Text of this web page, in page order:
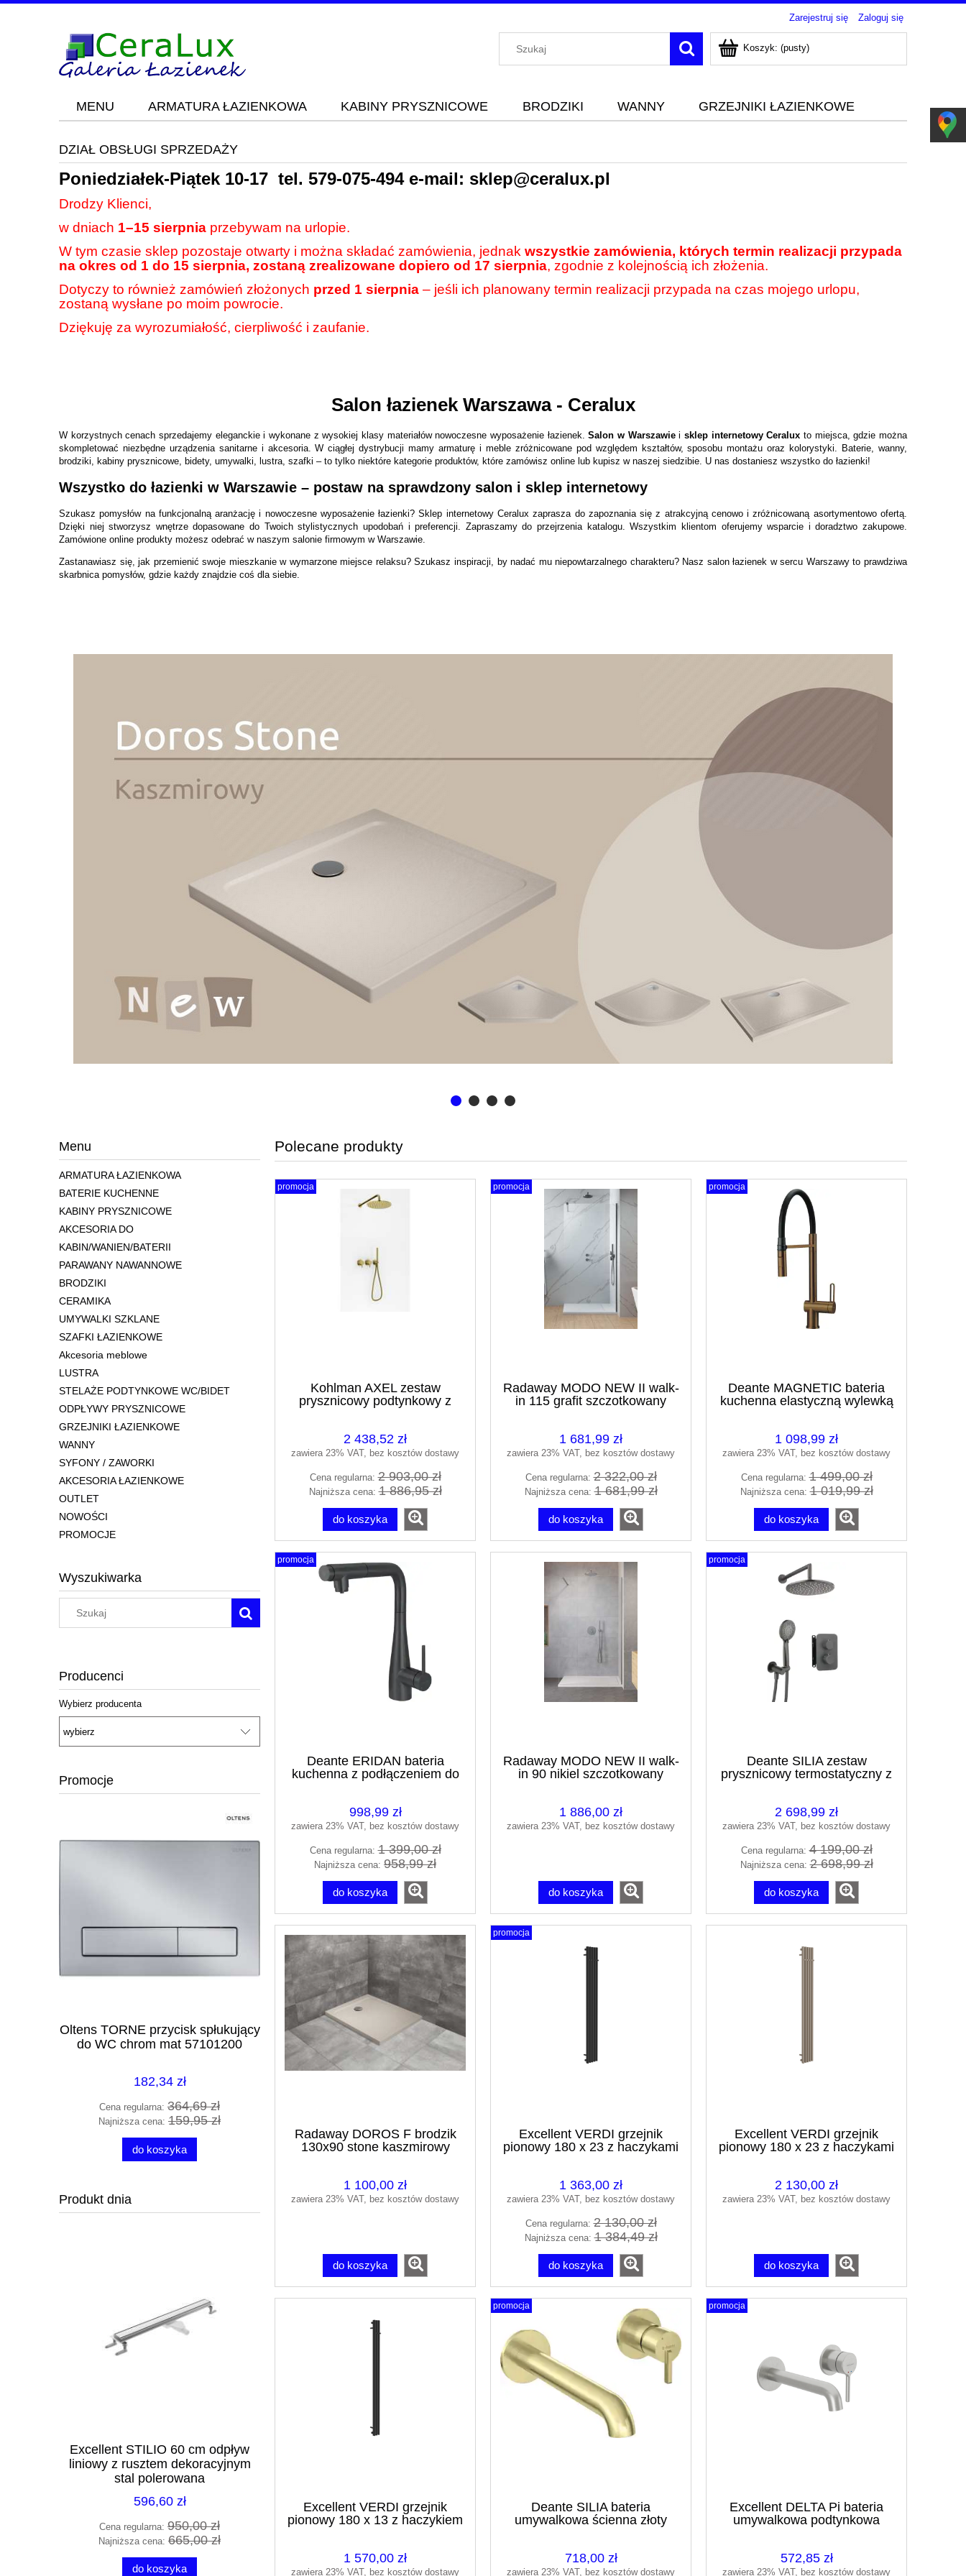
Zarejestruj się Zaloguj się
Koszyk: (pusty)
MENU ARMATURA ŁAZIENKOWA KABINY PRYSZNICOWE BRODZIKI WANNY GRZEJNIKI ŁAZIENKOWE
DZIAŁ OBSŁUGI SPRZEDAŻY
Poniedziałek-Piątek 10-17 tel. 579-075-494e-mail: sklep@ceralux.pl
Drodzy Klienci,
w dniach 1–15 sierpnia przebywam na urlopie.
W tym czasie sklep pozostaje otwarty i można składać zamówienia, jednak wszystkie zamówienia, których termin realizacji przypada
na okres od 1 do 15 sierpnia, zostaną zrealizowane dopiero od 17 sierpnia, zgodnie z kolejnością ich złożenia.
Dotyczy to również zamówień złożonych przed 1 sierpnia – jeśli ich planowany termin realizacji przypada na czas mojego urlopu,
zostaną wysłane po moim powrocie.
Dziękuję za wyrozumiałość, cierpliwość i zaufanie.
Salon łazienek Warszawa - Ceralux
W korzystnych cenach sprzedajemy eleganckie i wykonane z wysokiej klasy materiałów nowoczesne wyposażenie łazienek.Salon w Warszawieisklep internetowy Ceralux to miejsca, gdzie można
skompletować niezbędne urządzenia sanitarne i akcesoria. W ciągłej dystrybucji mamy armaturę i meble zróżnicowane pod względem kształtów, sposobu montażu oraz kolorystyki. Baterie, wanny,
brodziki, kabiny prysznicowe, bidety, umywalki, lustra, szafki – to tylko niektóre kategorie produktów, które zamówisz online lub kupisz w naszej siedzibie. U nas dostaniesz wszystko do łazienki!
Wszystko do łazienki w Warszawie – postaw na sprawdzony salon i sklep internetowy
Szukasz pomysłów na funkcjonalną aranżację i nowoczesne wyposażenie łazienki? Sklep internetowy Ceralux zaprasza do zapoznania się z atrakcyjną cenowo i zróżnicowaną asortymentowo ofertą.
Dzięki niej stworzysz wnętrze dopasowane do Twoich stylistycznych upodobań i preferencji. Zapraszamy do przejrzenia katalogu. Wszystkim klientom oferujemy wsparcie i doradztwo zakupowe.
Zamówione online produkty możesz odebrać w naszym salonie firmowym w Warszawie.
Zastanawiasz się, jak przemienić swoje mieszkanie w wymarzone miejsce relaksu? Szukasz inspiracji, by nadać mu niepowtarzalnego charakteru? Nasz salon łazienek w sercu Warszawy to prawdziwa
skarbnica pomysłów, gdzie każdy znajdzie coś dla siebie.
Menu
ARMATURA ŁAZIENKOWA
BATERIE KUCHENNE
KABINY PRYSZNICOWE
AKCESORIA DO
KABIN/WANIEN/BATERII
PARAWANY NAWANNOWE
BRODZIKI
CERAMIKA
UMYWALKI SZKLANE
SZAFKI ŁAZIENKOWE
Akcesoria meblowe
LUSTRA
STELAŻE PODTYNKOWE WC/BIDET
ODPŁYWY PRYSZNICOWE
GRZEJNIKI ŁAZIENKOWE
WANNY
SYFONY / ZAWORKI
AKCESORIA ŁAZIENKOWE
OUTLET
NOWOŚCI
PROMOCJE
Wyszukiwarka
Producenci
Wybierz producenta
Promocje
Oltens TORNE przycisk spłukujący
do WC chrom mat 57101200
182,34 zł
Cena regularna: 364,69 zł
Najniższa cena: 159,95 zł
do koszyka
Excellent PI bateria bidetowa grafit
szczotkowany AREX.1203AB
do koszyka
Produkt dnia
Excellent STILIO 60 cm odpływ
liniowy z rusztem dekoracyjnym
stal polerowana
596,60 zł
Cena regularna: 950,00 zł
Najniższa cena: 665,00 zł
do koszyka
INEX.1525.K.B01.700.R.CB
1 168,00 zł
Cena regularna: 1 870,00 zł
do koszyka
Polecane produkty
Kohlman AXEL zestaw
prysznicowy podtynkowy z
2 438,52 zł
zawiera 23% VAT, bez kosztów dostawy
Cena regularna:2 903,00 zł
Najniższa cena:1 886,95 zł
do koszyka
promocja
Radaway MODO NEW II walk-
in 115 grafit szczotkowany
1 681,99 zł
zawiera 23% VAT, bez kosztów dostawy
Cena regularna:2 322,00 zł
Najniższa cena:1 681,99 zł
do koszyka
promocja
Deante MAGNETIC bateria
kuchenna elastyczną wylewką
1 098,99 zł
zawiera 23% VAT, bez kosztów dostawy
Cena regularna:1 499,00 zł
Najniższa cena:1 019,99 zł
do koszyka
promocja
Deante ERIDAN bateria
kuchenna z podłączeniem do
BRE_N75M
998,99 zł
zawiera 23% VAT, bez kosztów dostawy
Cena regularna:1 399,00 zł
Najniższa cena: 958,99 zł
do koszyka
promocja
Radaway MODO NEW II walk-
in 90 nikiel szczotkowany
1 886,00 zł
zawiera 23% VAT, bez kosztów dostawy
do koszyka
Deante SILIA zestaw
prysznicowy termostatyczny z
2 698,99 zł
zawiera 23% VAT, bez kosztów dostawy
Cena regularna:4 199,00 zł
Najniższa cena:2 698,99 zł
do koszyka
promocja
Radaway DOROS F brodzik
130x90 stone kaszmirowy
1 100,00 zł
zawiera 23% VAT, bez kosztów dostawy
do koszyka
Excellent VERDI grzejnik
pionowy 180 x 23 z haczykami
1 363,00 zł
zawiera 23% VAT, bez kosztów dostawy
Cena regularna:2 130,00 zł
Najniższa cena:1 384,49 zł
do koszyka
promocja
Excellent VERDI grzejnik
pionowy 180 x 23 z haczykami
2 130,00 zł
zawiera 23% VAT, bez kosztów dostawy
do koszyka
Excellent VERDI grzejnik
pionowy 180 x 13 z haczykiem
1 570,00 zł
zawiera 23% VAT, bez kosztów dostawy
Deante SILIA bateria
umywalkowa ścienna złoty
718,00 zł
zawiera 23% VAT, bez kosztów dostawy
promocja
Excellent DELTA Pi bateria
umywalkowa podtynkowa
572,85 zł
zawiera 23% VAT, bez kosztów dostawy
promocja